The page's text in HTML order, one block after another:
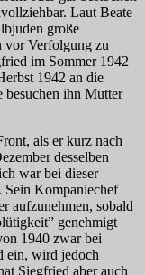
Laut Beate
große
vor Verfolgung zu
im Sommer 1942
1942 an die
besuchen ihn Mutter
als er kurz nach
desselben
war bei dieser
Sein Kompaniechef
aufzunehmen, sobald
genehmigt
1940 zwar bei
ein, wird jedoch
Siegfried aber auch